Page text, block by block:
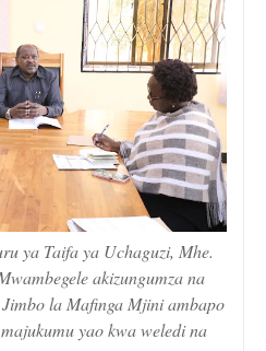
ya Taifa ya Uchaguzi, Mhe.
akizungumza na
la Mafinga Mjini ambapo
yao kwa weledi na